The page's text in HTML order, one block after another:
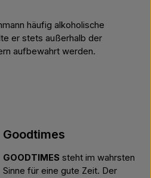
häufig alkoholische
er stets außerhalb der
aufbewahrt werden.
Goodtimes
GOODTIMES steht im wahrsten
Sinne für eine gute Zeit. Der